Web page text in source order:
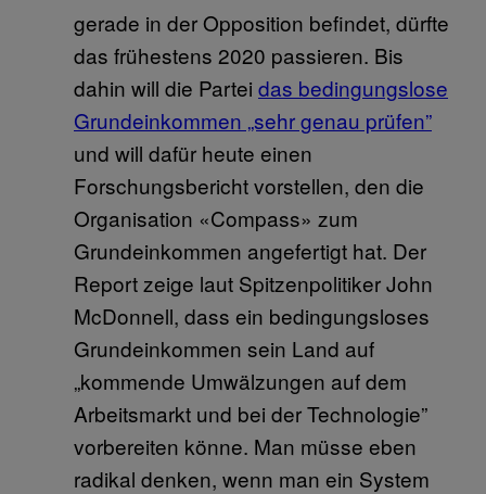
gerade in der Opposition befindet, dürfte
das frühestens 2020 passieren. Bis
dahin will die Partei das bedingungslose
Grundeinkommen „sehr genau prüfen”
und will dafür heute einen
Forschungsbericht vorstellen, den die
Organisation «Compass» zum
Grundeinkommen angefertigt hat. Der
Report zeige laut Spitzenpolitiker John
McDonnell, dass ein bedingungsloses
Grundeinkommen sein Land auf
„kommende Umwälzungen auf dem
Arbeitsmarkt und bei der Technologie”
vorbereiten könne. Man müsse eben
radikal denken, wenn man ein System